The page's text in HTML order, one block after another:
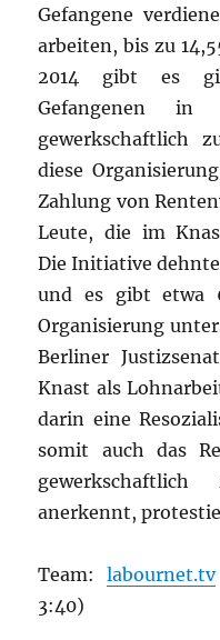
Gefangene
arbeiten, bis zu
2014 gibt es
Gefangenen
gewerkschaftlich
diese
Zahlung von
Leute, die im
Die Initiative
und es gibt etwa
Organisierung
Berliner
Knast als
darin eine
somit auch das
anerkennt,
Team:labournet.tv
3:40)